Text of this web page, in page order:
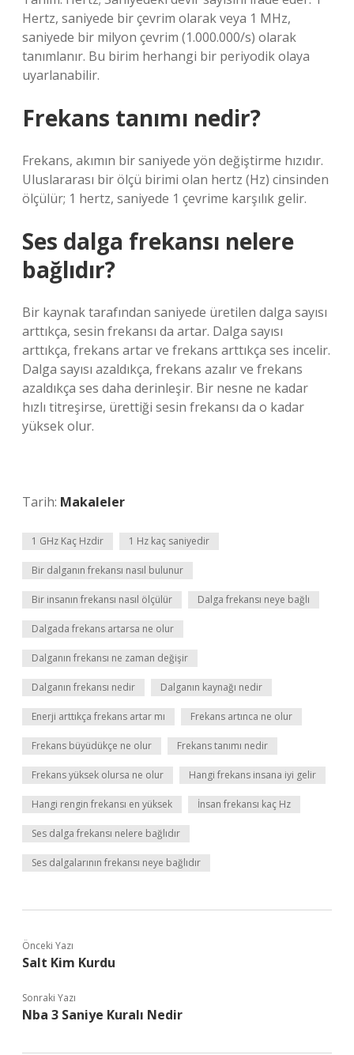
Hertz, saniyede bir çevrim olarak veya 1 MHz,
saniyede bir milyon çevrim (1.000.000/s) olarak
tanımlanır. Bu birim herhangi bir periyodik olaya
uyarlanabilir.
Frekans tanımı nedir?
Frekans, akımın bir saniyede yön değiştirme hızıdır.
Uluslararası bir ölçü birimi olan hertz (Hz) cinsinden
ölçülür; 1 hertz, saniyede 1 çevrime karşılık gelir.
Ses dalga frekansı nelere
bağlıdır?
Bir kaynak tarafından saniyede üretilen dalga sayısı
arttıkça, sesin frekansı da artar. Dalga sayısı
arttıkça, frekans artar ve frekans arttıkça ses incelir.
Dalga sayısı azaldıkça, frekans azalır ve frekans
azaldıkça ses daha derinleşir. Bir nesne ne kadar
hızlı titreşirse, ürettiği sesin frekansı da o kadar
yüksek olur.
Tarih: Makaleler
1 GHz Kaç Hzdir 1 Hz kaç saniyedir
Bir dalganın frekansı nasıl bulunur
Bir insanın frekansı nasıl ölçülür Dalga frekansı neye bağlı
Dalgada frekans artarsa ne olur
Dalganın frekansı ne zaman değişir
Dalganın frekansı nedir Dalganın kaynağı nedir
Enerji arttıkça frekans artar mı Frekans artınca ne olur
Frekans büyüdükçe ne olur Frekans tanımı nedir
Frekans yüksek olursa ne olur Hangi frekans insana iyi gelir
Hangi rengin frekansı en yüksek İnsan frekansı kaç Hz
Ses dalga frekansı nelere bağlıdır
Ses dalgalarının frekansı neye bağlıdır
Önceki Yazı
Salt Kim Kurdu
Sonraki Yazı
Nba 3 Saniye Kuralı Nedir